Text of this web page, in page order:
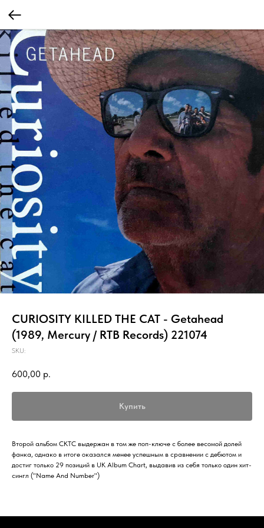
CURIOSITY KILLED THE CAT - Getahead
(1989, Mercury / RTB Records) 221074
SKU:
600,00 р.
Купить
Второй альбом CKTC выдержан в том же поп-ключе с более весомой долей
фанка, однако в итоге оказался менее успешным в сравнении с дебютом и
достиг только 29 позиций в UK Album Chart, выдавив из себя только один хит-
сингл ("Name And Number")